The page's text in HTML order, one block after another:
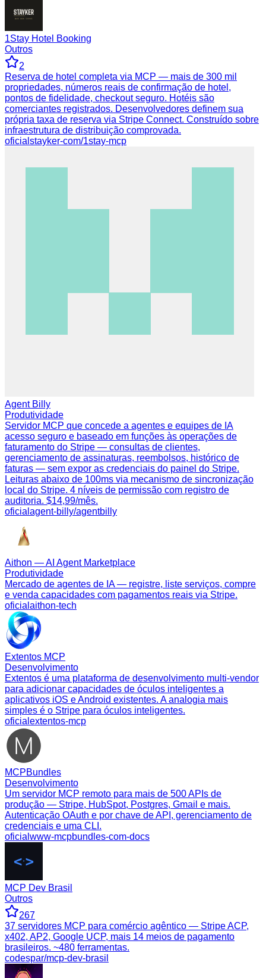
1Stay Hotel Booking
Outros
2
Reserva de hotel completa via MCP — mais de 300 mil
propriedades, números reais de confirmação de hotel,
pontos de fidelidade, checkout seguro. Hotéis são
comerciantes registrados. Desenvolvedores definem sua
própria taxa de reserva via Stripe Connect. Construído sobre
infraestrutura de distribuição comprovada.
oficial stayker-com/1stay-mcp
Agent Billy
Produtividade
Servidor MCP que concede a agentes e equipes de IA
acesso seguro e baseado em funções às operações de
faturamento do Stripe — consultas de clientes,
gerenciamento de assinaturas, reembolsos, histórico de
faturas — sem expor as credenciais do painel do Stripe.
Leituras abaixo de 100ms via mecanismo de sincronização
local do Stripe. 4 níveis de permissão com registro de
auditoria. $14,99/mês.
oficial agent-billy/agentbilly
Aithon — AI Agent Marketplace
Produtividade
Mercado de agentes de IA — registre, liste serviços, compre
e venda capacidades com pagamentos reais via Stripe.
oficial aithon-tech
Extentos MCP
Desenvolvimento
Extentos é uma plataforma de desenvolvimento multi-vendor
para adicionar capacidades de óculos inteligentes a
aplicativos iOS e Android existentes. A analogia mais
simples é o Stripe para óculos inteligentes.
oficial extentos-mcp
MCPBundles
Desenvolvimento
Um servidor MCP remoto para mais de 500 APIs de
produção — Stripe, HubSpot, Postgres, Gmail e mais.
Autenticação OAuth e por chave de API, gerenciamento de
credenciais e uma CLI.
oficial www-mcpbundles-com-docs
MCP Dev Brasil
Outros
267
37 servidores MCP para comércio agêntico — Stripe ACP,
x402, AP2, Google UCP, mais 14 meios de pagamento
brasileiros. ~480 ferramentas.
codespar/mcp-dev-brasil